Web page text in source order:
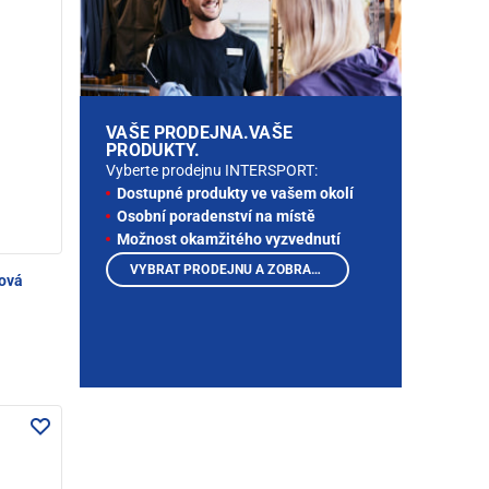
VAŠE PRODEJNA.VAŠE
PRODUKTY.
Vyberte prodejnu INTERSPORT:
Dostupné produkty ve vašem okolí
Osobní poradenství na místě
Možnost okamžitého vyzvednutí
VYBRAT PRODEJNU A ZOBRAZIT PRODUKTY